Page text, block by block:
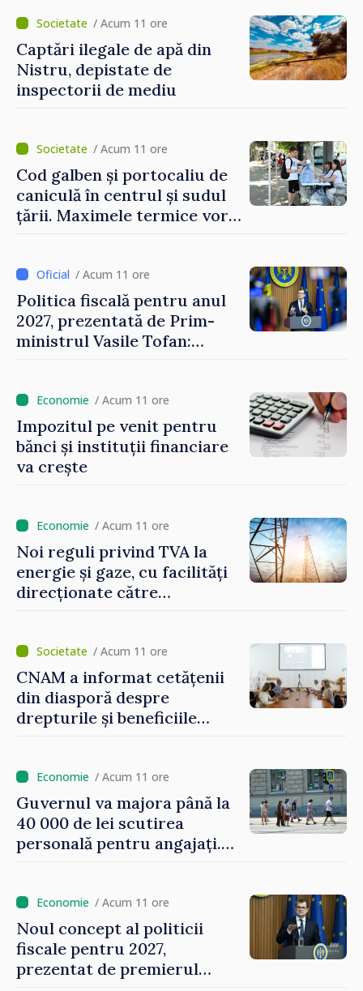
/ Acum 11 ore
Captări ilegale de apă din
Nistru, depistate de
inspectorii de mediu
/ Acum 11 ore
Cod galben și portocaliu de
caniculă în centrul și sudul
țării. Maximele termice vor
/ Acum 11 ore
Politica fiscală pentru anul
2027, prezentată de Prim-
ministrul Vasile Tofan:
taxare mai echitabilă
/ Acum 11 ore
Impozitul pe venit pentru
bănci și instituții financiare
va crește
/ Acum 11 ore
Noi reguli privind TVA la
energie și gaze, cu facilități
direcționate către
/ Acum 11 ore
CNAM a informat cetățenii
din diasporă despre
drepturile și beneficiile
/ Acum 11 ore
Guvernul va majora până la
40 000 de lei scutirea
personală pentru angajați.
oamenilor”/ Acum 11 ore
Noul concept al politicii
fiscale pentru 2027,
prezentat de premierul